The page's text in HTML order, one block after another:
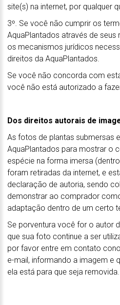
site(s) na internet, por qualquer
3º. Se você não cumprir os
AquaPlantados através de seus
os mecanismos jurídicos
direitos da AquaPlantados.
Se você não concorda com
você não está autorizado a
Dos direitos autorais de
As fotos de plantas submersas
AquaPlantados para mostrar o
espécie na forma imersa
foram retiradas da internet, e
declaração de autoria, sendo
demonstrar ao comprador
adaptação dentro de um certo
Se porventura você for o autor
que sua foto continue a ser
por favor entre em contato
e-mail, informando a imagem e
ela está para que seja removida.